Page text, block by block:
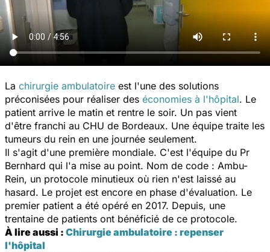
La chirurgie ambulatoire est l'une des solutions
préconisées pour réaliser des économies à l'hôpital. Le
patient arrive le matin et rentre le soir. Un pas vient
d'être franchi au CHU de Bordeaux. Une équipe traite les
tumeurs du rein en une journée seulement.
Il s'agit d'une première mondiale. C'est l'équipe du Pr
Bernhard qui l'a mise au point. Nom de code : Ambu-
Rein, un protocole minutieux où rien n'est laissé au
hasard. Le projet est encore en phase d'évaluation. Le
premier patient a été opéré en 2017. Depuis, une
trentaine de patients ont bénéficié de ce protocole.
À lire aussi : Chirurgie ambulatoire : repenser
l'hôpital